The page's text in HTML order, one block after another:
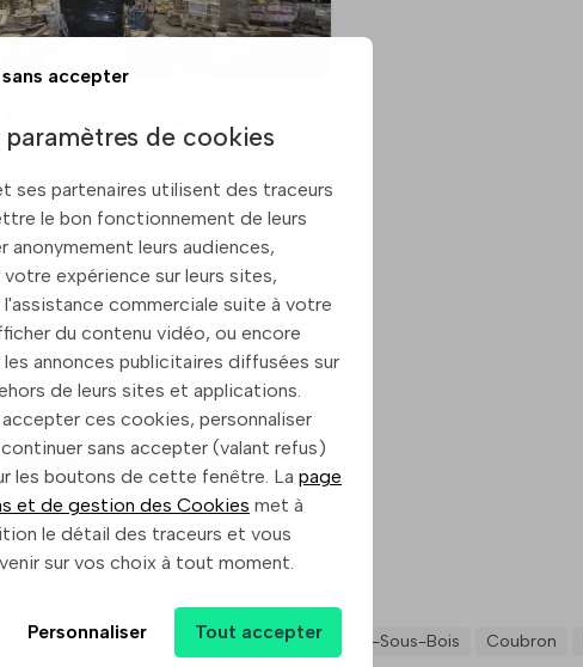
de 220m2 environ avec belle hauteur
et accès semi remorque ainsi que 200m2
8 places de ...
1 175 000 €
Preciser ma recherche
En-France Clichy-Sous-Bois Les Pavillons-Sous-Bois Coubron
accepter
paramètres de cookies
ses partenaires utilisent des traceurs
le bon fonctionnement de leurs
anonymement leurs audiences,
votre expérience sur leurs sites,
l'assistance commerciale suite à votre
du contenu vidéo, ou encore
les annonces publicitaires diffusées sur
de leurs sites et applications.
ces cookies, personnaliser
sans accepter (valant refus)
les boutons de cette fenêtre. La page
et de gestion des Cookies met à
le détail des traceurs et vous
sur vos choix à tout moment.
Personnaliser Tout accepter